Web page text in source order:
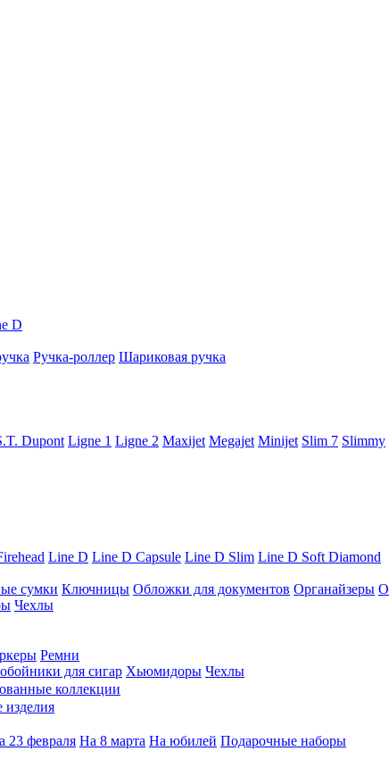
D
Ручка-роллер Шариковая ручка
Dupont Ligne 1 Ligne 2 Maxijet Megajet Minijet Slim 7 Slimmy
Line D Line D Capsule Line D Slim Line D Soft Diamond
сумки Ключницы Обложки для документов Органайзеры
Чехлы
Ремни
для сигар Хьюмидоры Чехлы
коллекции
23 февраля На 8 марта На юбилей Подарочные наборы